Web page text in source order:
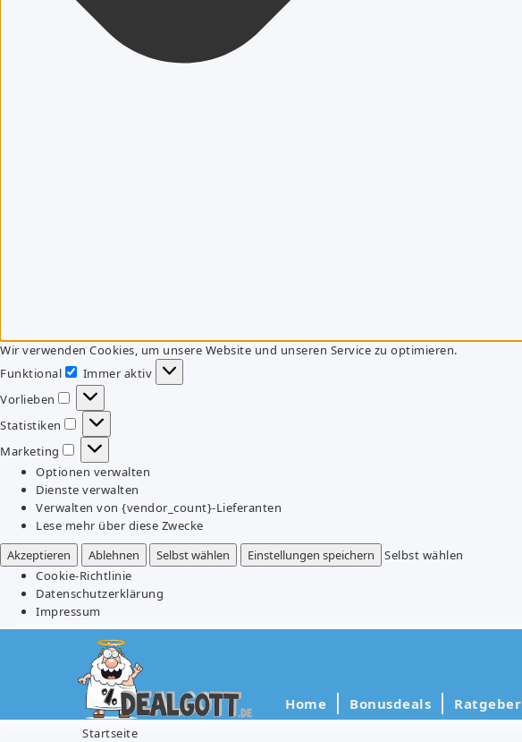
Wir verwenden Cookies, um unsere Website und unseren Service zu optimieren.
Funktional
Funktional
Immer aktiv
Vorlieben
Vorlieben
Statistiken
Statistiken
Marketing
Marketing
Optionen verwalten
Dienste verwalten
Verwalten von {vendor_count}-Lieferanten
Lese mehr über diese Zwecke
Akzeptieren
Ablehnen Selbst wählen Einstellungen speichern
Selbst wählen
Cookie-Richtlinie
Datenschutzerklärung
Impressum
Home Bonusdeals Ratgeber
Startseite